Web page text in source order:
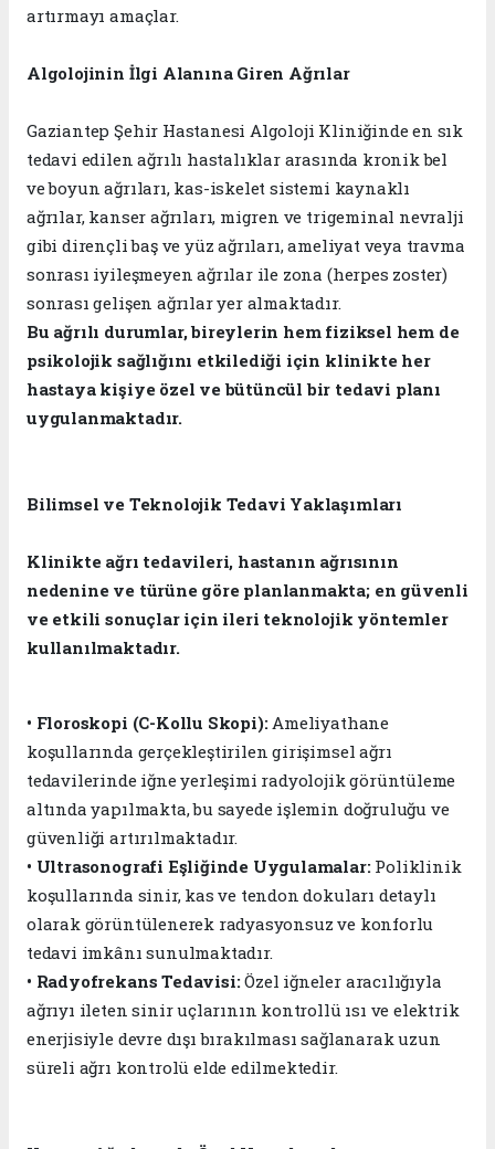
artırmayı amaçlar.
Algolojinin İlgi Alanına Giren Ağrılar
Gaziantep Şehir Hastanesi Algoloji Kliniğinde en sık
tedavi edilen ağrılı hastalıklar arasında kronik bel
ve boyun ağrıları, kas-iskelet sistemi kaynaklı
ağrılar, kanser ağrıları, migren ve trigeminal nevralji
gibi dirençli baş ve yüz ağrıları, ameliyat veya travma
sonrası iyileşmeyen ağrılar ile zona (herpes zoster)
sonrası gelişen ağrılar yer almaktadır.
Bu ağrılı durumlar, bireylerin hem fiziksel hem de
psikolojik sağlığını etkilediği için klinikte her
hastaya kişiye özel ve bütüncül bir tedavi planı
uygulanmaktadır.
Bilimsel ve Teknolojik Tedavi Yaklaşımları
Klinikte ağrı tedavileri, hastanın ağrısının
nedenine ve türüne göre planlanmakta; en güvenli
ve etkili sonuçlar için ileri teknolojik yöntemler
kullanılmaktadır.
• Floroskopi (C-Kollu Skopi):Ameliyathane
koşullarında gerçekleştirilen girişimsel ağrı
tedavilerinde iğne yerleşimi radyolojik görüntüleme
altında yapılmakta, bu sayede işlemin doğruluğu ve
güvenliği artırılmaktadır.
• Ultrasonografi Eşliğinde Uygulamalar:Poliklinik
koşullarında sinir, kas ve tendon dokuları detaylı
olarak görüntülenerek radyasyonsuz ve konforlu
tedavi imkânı sunulmaktadır.
• Radyofrekans Tedavisi:Özel iğneler aracılığıyla
ağrıyı ileten sinir uçlarının kontrollü ısı ve elektrik
enerjisiyle devre dışı bırakılması sağlanarak uzun
süreli ağrı kontrolü elde edilmektedir.